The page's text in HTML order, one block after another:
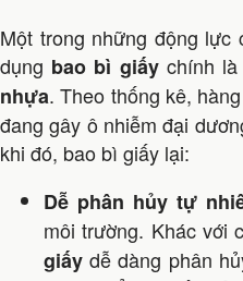
Một trong những động
dụng bao bì giấychính là
nhựa. Theo thống kê,
đang gây ô nhiễm đại
khi đó, bao bì giấy lại:
Dễ phân hủy tự
môi trường. Khác với
giấy dễ dàng phân